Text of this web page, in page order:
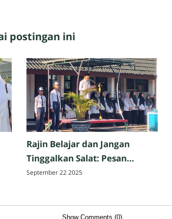
postingan ini
Rajin Belajar dan Jangan
Tinggalkan Salat: Pesan
Perpisahan Hazmi Hakim,
September 22 2025
Show Comments (0)